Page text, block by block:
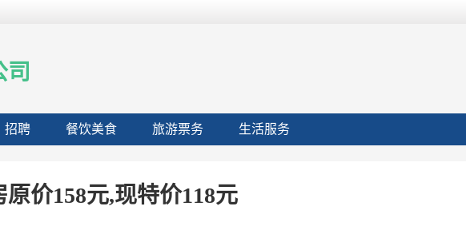
招聘 餐饮美食 旅游票务 生活服务
价158元,现特价118元